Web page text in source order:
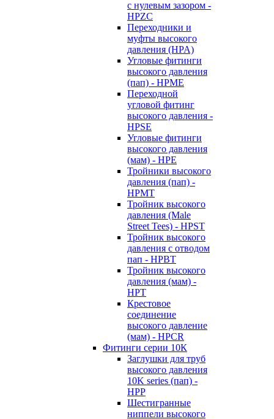
с нулевым зазором -
HPZC
Переходники и
муфты высокого
давления (HPA)
Угловые фитинги
высокого давления
(пап) - HPME
Переходной
угловой фитинг
высокого давления -
HPSE
Угловые фитинги
высокого давления
(мам) - HPE
Тройники высокого
давления (пап) -
HPMT
Тройник высокого
давления (Male
Street Tees) - HPST
Тройник высокого
давления с отводом
пап - HPBT
Тройник высокого
давления (мам) -
HPT
Крестовое
соединение
высокого давление
(мам) - HPCR
Фитинги серии 10К
Заглушки для труб
высокого давления
10K series (пап) -
HPP
Шестигранные
ниппели высокого